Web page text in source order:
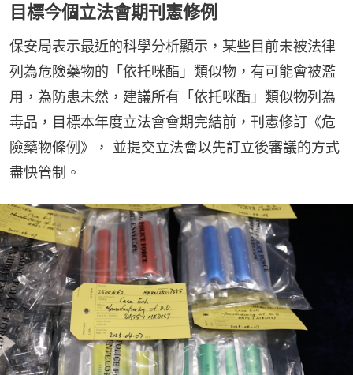
目標今個立法會期刊憲修例
保安局表示最近的科學分析顯示，某些目前未被法律
列為危險藥物的「依托咪酯」類似物，有可能會被濫
用，為防患未然，建議所有「依托咪酯」類似物列為
毒品，目標本年度立法會會期完結前，刊憲修訂《危
險藥物條例》， 並提交立法會以先訂立後審議的方式
盡快管制。